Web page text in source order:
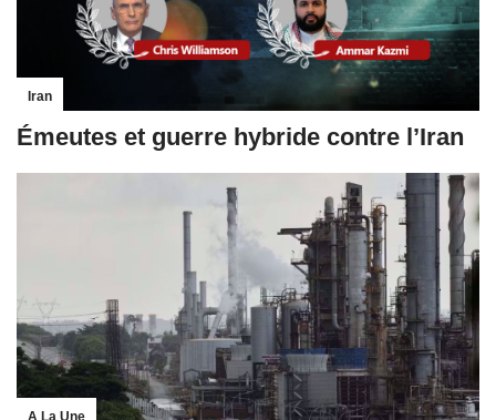
Iran
Émeutes et guerre hybride contre l’Iran